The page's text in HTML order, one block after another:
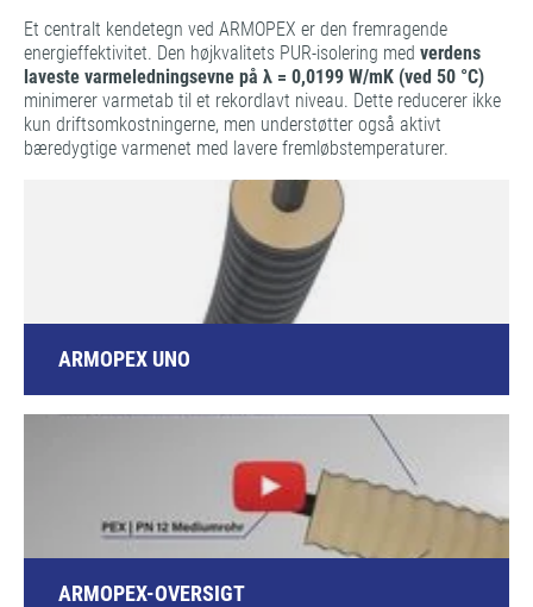
Et centralt kendetegn ved ARMOPEX er den fremragende
energieffektivitet. Den højkvalitets PUR-isolering med verdens
laveste varmeledningsevne på λ = 0,0199 W/mK (ved 50 °C)
minimerer varmetab til et rekordlavt niveau. Dette reducerer ikke
kun driftsomkostningerne, men understøtter også aktivt
bæredygtige varmenet med lavere fremløbstemperaturer.
ARMOPEX UNO
ARMOPEX-OVERSIGT